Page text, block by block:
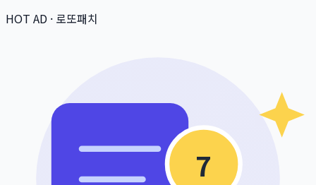
HOT AD · 로또패치
7